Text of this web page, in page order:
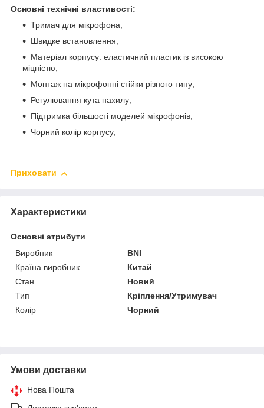
Основні технічні властивості:
Тримач для мікрофона;
Швидке встановлення;
Матеріал корпусу: еластичний пластик із високою
міцністю;
Монтаж на мікрофонні стійки різного типу;
Регулювання кута нахилу;
Підтримка більшості моделей мікрофонів;
Чорний колір корпусу;
Приховати
Характеристики
Основні атрибути
Виробник
BNI
Країна виробник
Китай
Стан
Новий
Тип
Кріплення/Утримувач
Колір
Чорний
Умови доставки
Нова Пошта